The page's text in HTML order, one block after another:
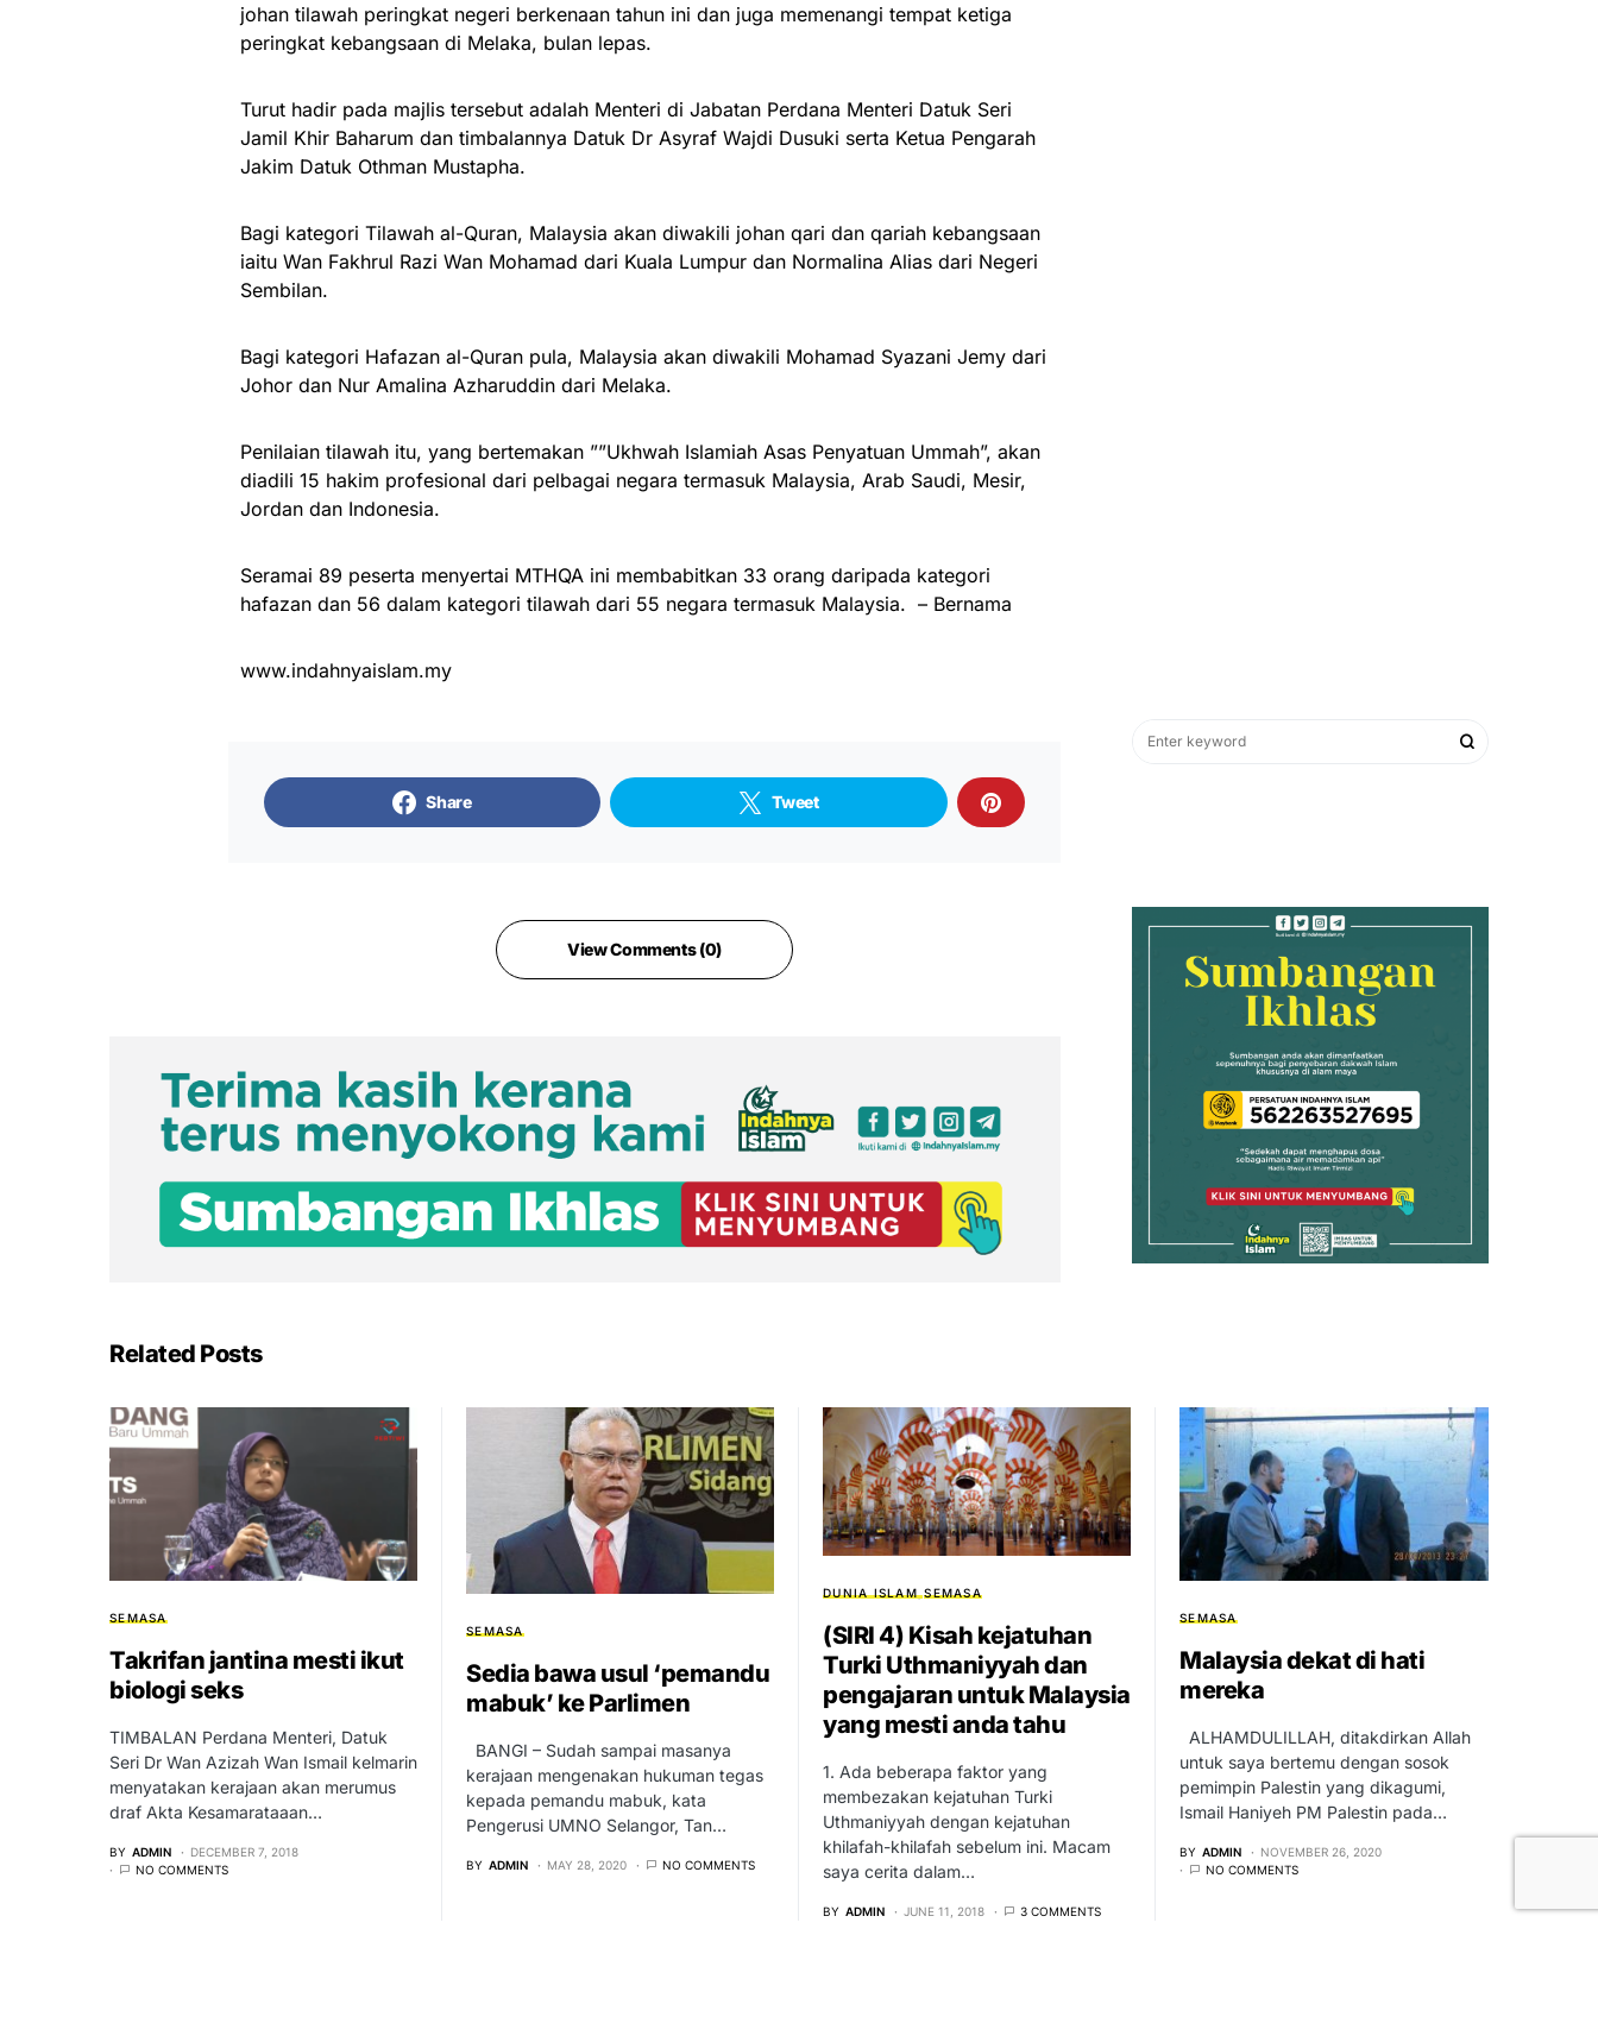
johan tilawah peringkat negeri berkenaan tahun ini dan juga memenangi tempat ketiga
peringkat kebangsaan di Melaka, bulan lepas.
Turut hadir pada majlis tersebut adalah Menteri di Jabatan Perdana Menteri Datuk Seri
Jamil Khir Baharum dan timbalannya Datuk Dr Asyraf Wajdi Dusuki serta Ketua Pengarah
Jakim Datuk Othman Mustapha.
Bagi kategori Tilawah al-Quran, Malaysia akan diwakili johan qari dan qariah kebangsaan
iaitu Wan Fakhrul Razi Wan Mohamad dari Kuala Lumpur dan Normalina Alias dari Negeri
Sembilan.
Bagi kategori Hafazan al-Quran pula, Malaysia akan diwakili Mohamad Syazani Jemy dari
Johor dan Nur Amalina Azharuddin dari Melaka.
Penilaian tilawah itu, yang bertemakan ””Ukhwah Islamiah Asas Penyatuan Ummah”, akan
diadili 15 hakim profesional dari pelbagai negara termasuk Malaysia, Arab Saudi, Mesir,
Jordan dan Indonesia.
Seramai 89 peserta menyertai MTHQA ini membabitkan 33 orang daripada kategori
hafazan dan 56 dalam kategori tilawah dari 55 negara termasuk Malaysia. – Bernama
www.indahnyaislam.my
Share Tweet
View Comments (0)
Related Posts
SEMASA
Takrifan jantina mesti ikut
biologi seks
TIMBALAN Perdana Menteri, Datuk
Seri Dr Wan Azizah Wan Ismail kelmarin
menyatakan kerajaan akan merumus
draf Akta Kesamarataaan…
BY ADMIN
DECEMBER 7, 2018
NO COMMENTS
SEMASA
Sedia bawa usul ‘pemandu
mabuk’ ke Parlimen
BANGI – Sudah sampai masanya
kerajaan mengenakan hukuman tegas
kepada pemandu mabuk, kata
Pengerusi UMNO Selangor, Tan…
BY ADMIN MAY 28, 2020 NO COMMENTS
DUNIA ISLAM SEMASA
(SIRI 4) Kisah kejatuhan
Turki Uthmaniyyah dan
pengajaran untuk Malaysia
yang mesti anda tahu
1. Ada beberapa faktor yang
membezakan kejatuhan Turki
Uthmaniyyah dengan kejatuhan
khilafah-khilafah sebelum ini. Macam
saya cerita dalam…
BY ADMIN JUNE 11, 2018 3 COMMENTS
SEMASA
Malaysia dekat di hati
mereka
ALHAMDULILLAH, ditakdirkan Allah
untuk saya bertemu dengan sosok
pemimpin Palestin yang dikagumi,
Ismail Haniyeh PM Palestin pada…
BY ADMIN
NOVEMBER 26, 2020
NO COMMENTS